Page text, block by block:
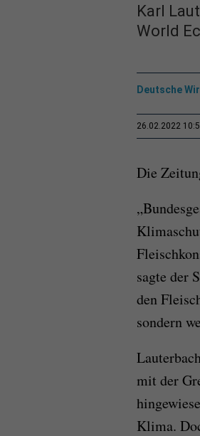
Karl
World
Deutsche
26.02.2022
Die
sagte der
den
sondern
mit der
Klima.